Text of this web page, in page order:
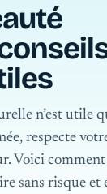
n’est utile
respecte
Voici
sans risque et